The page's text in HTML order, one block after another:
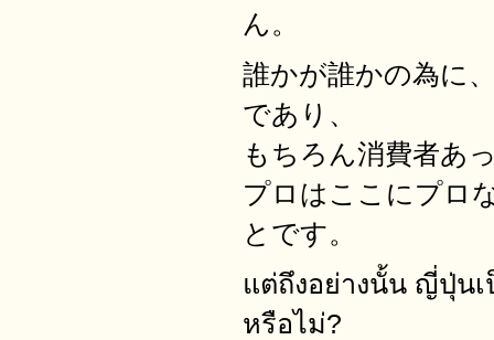
ん。
誰かが誰かの為に
であり、
もちろん消費者あ
プロはここにプロ
とです。
แต่ถึงอย่างนั้น ญี่ปุ่นเ
หรือไม่?